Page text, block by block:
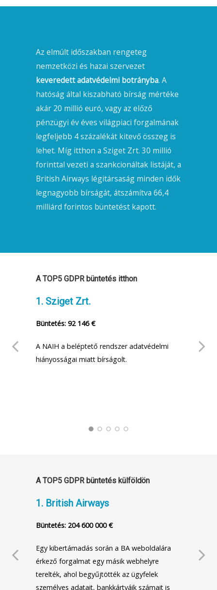
Az elmúlt időszakban rengeteg
nemzetközi és hazai szervezet
keveredett adatvédelmi botrányba. A
hatóság által kiszabható bírság mértéke
akár 20 millió euró, vagy az előző
pénzügyi év éves világpiaci forgalmának
legfeljebb 4 százalékát kitevő összeg is
lehet. Míg itthon a Sziget Zrt. 30 millió
forinttal vezeti a szankcionáltak listáját, a
British Airways légitársaság minden idők
legnagyobb bírságát, átszámítva 66,4
milliárd forintos büntetést kapott.
A TOP5 GDPR büntetés itthon
1. Sziget Zrt.
Büntetés: 92 146 €
A NAIH a beléptető rendszer adatvédelmi
hiányosságai miatt bírságolt.
A
A TOP5 GDPR büntetés külföldön
1. British Airways
Büntetés: 204 600 000 €
Egy kibertámadás során a BA weboldalára
érkező forgalmat egy másik webhelyre
terelték, ahol begyűjtötték az ügyfelek
személyes adatait, bankkártyáik számait is